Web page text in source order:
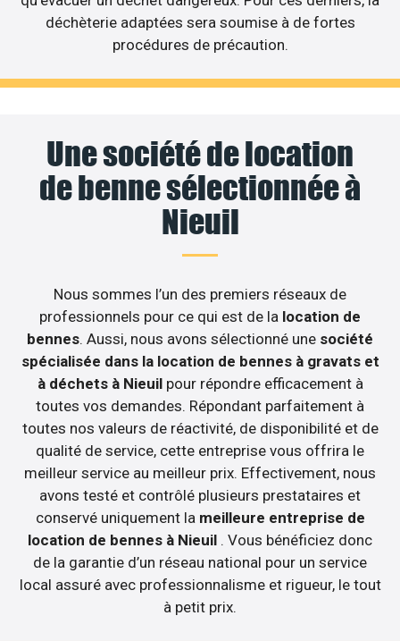
déchèterie adaptées sera soumise à de fortes
procédures de précaution.
Une société de location
de benne sélectionnée à
Nieuil
Nous sommes l’un des premiers réseaux de
professionnels pour ce qui est de la location de
bennes. Aussi, nous avons sélectionné une société
spécialisée dans la location de bennes à gravats et
à déchets à Nieuil pour répondre efficacement à
toutes vos demandes. Répondant parfaitement à
toutes nos valeurs de réactivité, de disponibilité et de
qualité de service, cette entreprise vous offrira le
meilleur service au meilleur prix. Effectivement, nous
avons testé et contrôlé plusieurs prestataires et
conservé uniquement la meilleure entreprise de
location de bennes à Nieuil . Vous bénéficiez donc
de la garantie d’un réseau national pour un service
local assuré avec professionnalisme et rigueur, le tout
à petit prix.